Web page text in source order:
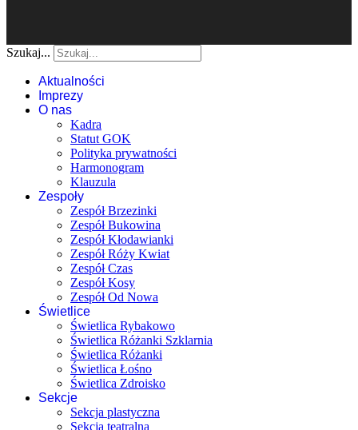
Szukaj...
Aktualności
Imprezy
O nas
Kadra
Statut GOK
Polityka prywatności
Harmonogram
Klauzula
Zespoły
Zespół Brzezinki
Zespół Bukowina
Zespół Kłodawianki
Zespół Róży Kwiat
Zespół Czas
Zespół Kosy
Zespół Od Nowa
Świetlice
Świetlica Rybakowo
Świetlica Różanki Szklarnia
Świetlica Różanki
Świetlica Łośno
Świetlica Zdroisko
Sekcje
Sekcja plastyczna
Sekcja teatralna